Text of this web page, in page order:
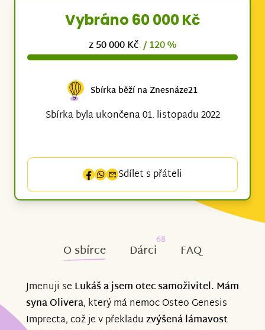
Vybráno 60 000 Kč
z 50 000 Kč / 120 %
Sbírka běží na Znesnáze21
Sbírka byla ukončena 01. listopadu 2022
Sdílet s přáteli
O sbírce Dárci
68
FAQ
Jmenuji se Lukáš a jsem otec samoživitel. Mám
syna Olivera, který má nemoc Osteo Genesis
Imprecta, což je v překladu zvýšená lámavost